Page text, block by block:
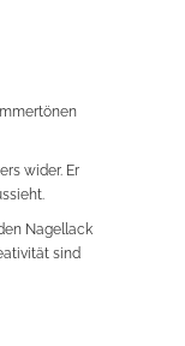
wider. Er
Nagellack
sind